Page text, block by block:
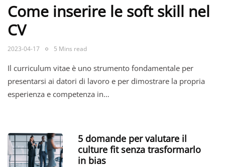
Come inserire le soft skill nel
CV
2023-04-17 5 Mins read
Il curriculum vitae è uno strumento fondamentale per
presentarsi ai datori di lavoro e per dimostrare la propria
esperienza e competenza in…
5 domande per valutare il
culture fit senza trasformarlo
in bias